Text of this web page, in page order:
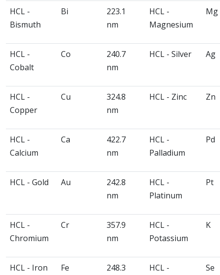
HCL -
Bismuth
Bi
223.1
nm
HCL -
Magnesium
Mg
HCL -
Cobalt
Co
240.7
nm
HCL - Silver Ag
HCL -
Copper
Cu
324.8
nm
HCL - Zinc Zn
HCL -
Calcium
Ca
422.7
nm
HCL -
Palladium
Pd
HCL - Gold Au
242.8
nm
HCL -
Platinum
Pt
HCL -
Chromium
Cr
357.9
nm
HCL -
Potassium
K
HCL - Iron Fe
248.3
HCL -
Se